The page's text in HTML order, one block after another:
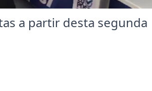
a partir desta segunda